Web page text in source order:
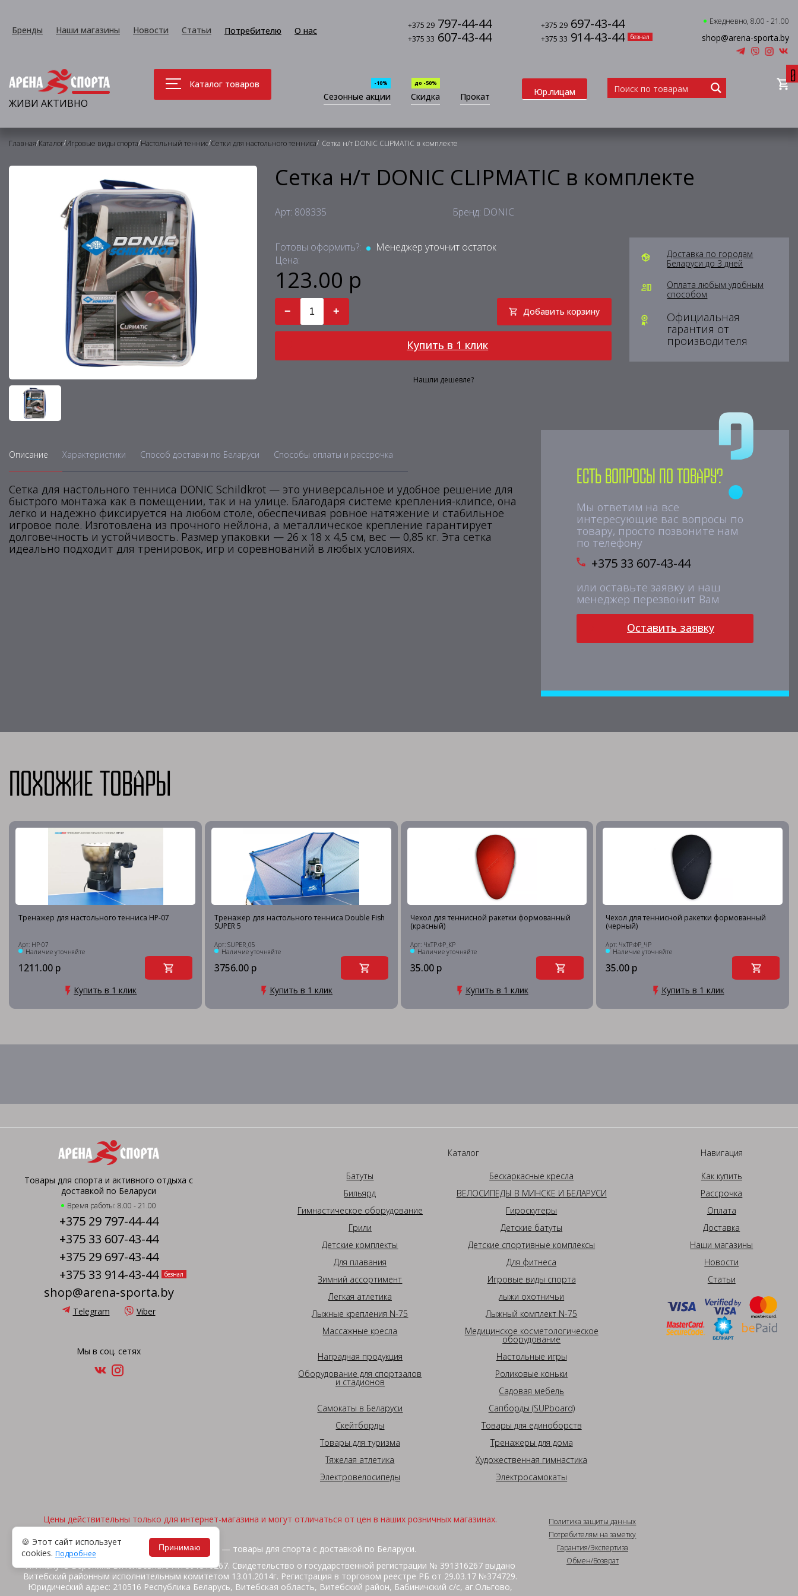
Бренды Наши магазины Новости Статьи Потребителю О нас +375 29 797-44-44 +375 29 697-43-44
+375 33 607-43-44 +375 33 914-43-44 безнал
Ежедневно, 8.00 - 21.00
shop@arena-sporta.by
ЖИВИ АКТИВНО
Каталог товаров
Сезонные акции
-10%
Скидка
до -50%
Прокат Юр.лицам
0
Главная/Каталог/Игровые виды спорта/Настольный теннис/Сетки для настольного тенниса/ Сетка н/т DONIC CLIPMATIC в комплекте
Сетка н/т DONIC CLIPMATIC в комплекте
Арт: 808335 Бренд: DONIC
Готовы оформить?:
Менеджер уточнит остаток
Цена:
123.00 р
− + Добавить корзину
Купить в 1 клик
Нашли дешевле?
Доставка по городам
Беларуси до 3 дней
Оплата любым удобным
способом
Официальная
гарантия от
производителя
Описание Характеристики Способ доставки по Беларуси Способы оплаты и рассрочка
Сетка для настольного тенниса DONIC Schildkrot — это универсальное и удобное решение для
быстрого монтажа как в помещении, так и на улице. Благодаря системе крепления-клипсе, она
легко и надежно фиксируется на любом столе, обеспечивая ровное натяжение и стабильное
игровое поле. Изготовлена из прочного нейлона, а металлическое крепление гарантирует
долговечность и устойчивость. Размер упаковки — 26 х 18 х 4,5 см, вес — 0,85 кг. Эта сетка
идеально подходит для тренировок, игр и соревнований в любых условиях.
Есть вопросы по товару?
Мы ответим на все
интересующие вас вопросы по
товару, просто позвоните нам
по телефону
+375 33 607-43-44
или оставьте заявку и наш
менеджер перезвонит Вам
Оставить заявку
Похожие товары
Тренажер для настольного тенниса HP-07
Арт: HP-07
Наличие уточняйте
1211.00 р
Купить в 1 клик
Тренажер для настольного тенниса Double Fish
SUPER 5
Арт: SUPER_05
Наличие уточняйте
3756.00 р
Купить в 1 клик
Чехол для теннисной ракетки формованный
(красный)
Арт: ЧхТР.ФР_КР
Наличие уточняйте
35.00 р
Купить в 1 клик
Чехол для теннисной ракетки формованный
(черный)
Арт: ЧхТР.ФР_ЧР
Наличие уточняйте
35.00 р
Купить в 1 клик
Товары для спорта и активного отдыха с
доставкой по Беларуси
Время работы: 8.00 - 21.00
+375 29 797-44-44
+375 33 607-43-44
+375 29 697-43-44
+375 33 914-43-44
безнал
shop@arena-sporta.by
Telegram Viber
Мы в соц. сетях
Каталог
Батуты
Бескаркасные кресла
Бильярд
ВЕЛОСИПЕДЫ В МИНСКЕ И БЕЛАРУСИ
Гимнастическое оборудование
Гироскутеры
Грили
Детские батуты
Детские комплекты
Детские спортивные комплексы
Для плавания
Для фитнеса
Зимний ассортимент
Игровые виды спорта
Легкая атлетика
лыжи охотничьи
Лыжные крепления N-75
Лыжный комплект N-75
Массажные кресла
Медицинское косметологическое
оборудование
Наградная продукция
Настольные игры
Оборудование для спортзалов
и стадионов
Роликовые коньки
Садовая мебель
Самокаты в Беларуси
Сапборды (SUPboard)
Скейтборды
Товары для единоборств
Товары для туризма
Тренажеры для дома
Тяжелая атлетика
Художественная гимнастика
Электровелосипеды
Электросамокаты
Навигация
Как купить
Рассрочка
Оплата
Доставка
Наши магазины
Новости
Статьи
Цены действительны только для интернет-магазина и могут отличаться от цен в наших розничных магазинах.
2026, © "Арена спорта" — товары для спорта с доставкой по Беларуси.
ИП Жакуть Вероника Витальевна. УНП 391316267. Свидетельство о государственной регистрации № 391316267 выдано
Витебский районным исполнительным комитетом 13.01.2014г. Регистрация в торговом реестре РБ от 29.03.17 №374729.
Юридический адрес: 210516 Республика Беларусь, Витебская область, Витебский район, Бабиничский с/с, аг.Ольгово,
Политика защиты данных
Потребителям на заметку
Гарантия/Экспертиза
Обмен/Возврат
🍪 Этот сайт использует
cookies. Подробнее
Принимаю